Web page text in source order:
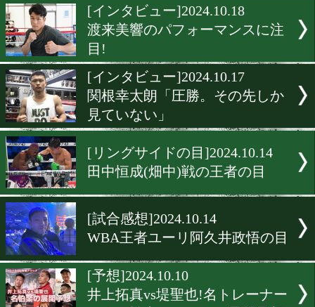
[インタビュー]2024.10.22
山口仁也「持ち味を出して
[インタビュー]2024.10.21
重里侃太朗「当たり前に勝
[インタビュー]2024.10.18
渡来美響のパフォーマンス
目!
[インタビュー]2024.10.17
関根幸太朗「圧勝。その先
見ていない」